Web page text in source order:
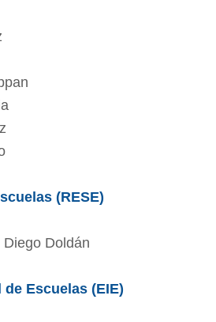
(RESE)
Diego Doldán
Escuelas (EIE)